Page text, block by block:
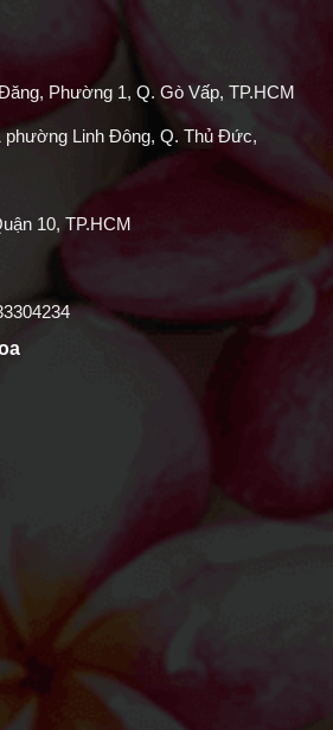
Phường 1, Q. Gò Vấp, TP.HCM
phường Linh Đông, Q. Thủ Đức,
10, TP.HCM